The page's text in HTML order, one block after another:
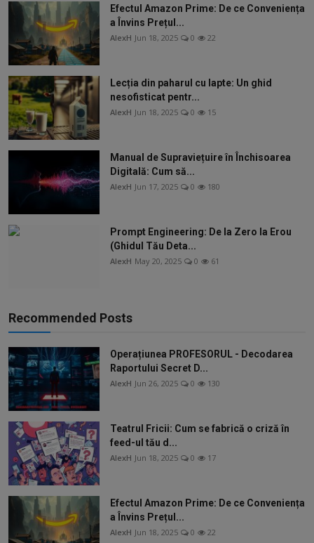
Efectul Amazon Prime: De ce Conveniența
a Învins Prețul...
AlexH Jun 18, 2025 0 22
Lecția din paharul cu lapte: Un ghid
nesofisticat pentr...
AlexH Jun 18, 2025 0 15
Manual de Supraviețuire în Închisoarea
Digitală: Cum să...
AlexH Jun 17, 2025 0 180
Prompt Engineering: De la Zero la Erou
(Ghidul Tău Deta...
AlexH May 20, 2025 0 61
Recommended Posts
Operațiunea PROFESORUL - Decodarea
Raportului Secret D...
AlexH Jun 26, 2025 0 130
Teatrul Fricii: Cum se fabrică o criză în
feed-ul tău d...
AlexH Jun 18, 2025 0 17
Efectul Amazon Prime: De ce Conveniența
a Învins Prețul...
AlexH Jun 18, 2025 0 22